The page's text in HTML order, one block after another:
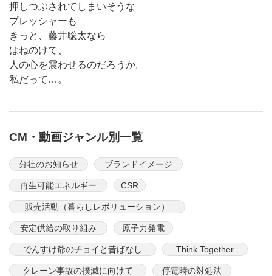
押しつぶされてしまいそうな
プレッシャーも
きっと、藤井聡太なら
はねのけて、
人の心を震わせるのだろうか。
私だって…。
CM・動画ジャンル別一覧
分社のお知らせ ブランドイメージ
再生可能エネルギー CSR
販売活動（暮らしレボリューション）
安定供給の取り組み 原子力発電
でんすけ爺のチョイと昔ばなし Think Together
クレーン事故の撲滅に向けて 停電時の対処法